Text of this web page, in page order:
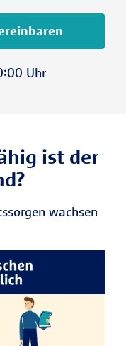
Uhr
ist der
wachsen